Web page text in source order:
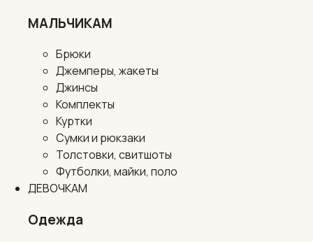
МАЛЬЧИКАМ
Брюки
Джемперы, жакеты
Джинсы
Комплекты
Куртки
Сумки и рюкзаки
Толстовки, свитшоты
Футболки, майки, поло
ДЕВОЧКАМ
Одежда